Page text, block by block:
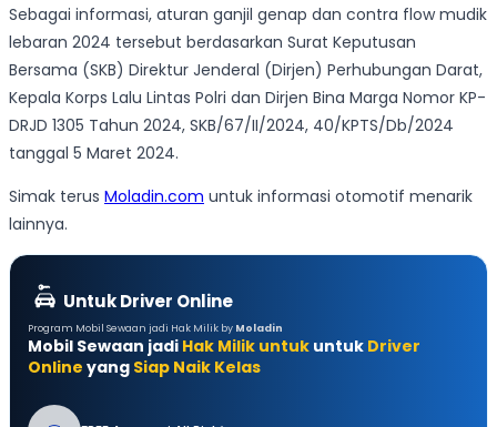
Sebagai informasi, aturan ganjil genap dan contra flow mudik
lebaran 2024 tersebut berdasarkan Surat Keputusan
Bersama (SKB) Direktur Jenderal (Dirjen) Perhubungan Darat,
Kepala Korps Lalu Lintas Polri dan Dirjen Bina Marga Nomor KP-
DRJD 1305 Tahun 2024, SKB/67/II/2024, 40/KPTS/Db/2024
tanggal 5 Maret 2024.
Simak terus Moladin.com untuk informasi otomotif menarik
lainnya.
Untuk Driver Online
Program Mobil Sewaan jadi Hak Milik by Moladin
Mobil Sewaan jadi Hak Milik untuk untuk Driver
Online yang Siap Naik Kelas